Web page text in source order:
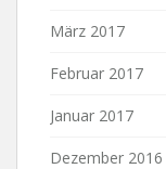
März 2017
Februar 2017
Januar 2017
Dezember 2016